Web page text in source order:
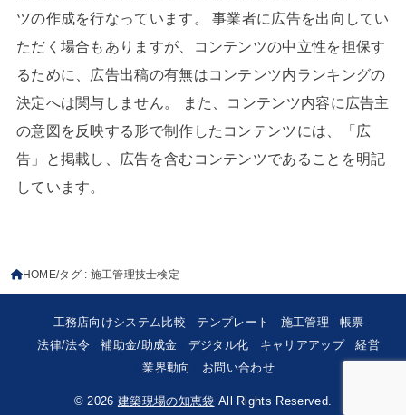
ツの作成を行なっています。 事業者に広告を出向してい
ただく場合もありますが、コンテンツの中立性を担保す
るために、広告出稿の有無はコンテンツ内ランキングの
決定へは関与しません。 また、コンテンツ内容に広告主
の意図を反映する形で制作したコンテンツには、「広
告」と掲載し、広告を含むコンテンツであることを明記
しています。
HOME タグ : 施工管理技士検定
工務店向けシステム比較 テンプレート 施工管理
帳票
法律/法令
補助金/助成金 デジタル化 キャリアアップ
経営
業界動向
お問い合わせ
© 2026 建築現場の知恵袋 All Rights Reserved.